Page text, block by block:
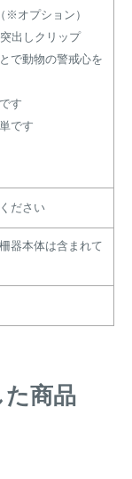
※オプション）
出しクリップ
で動物の警戒心を
す
です
ださい
器本体は含まれて
商品